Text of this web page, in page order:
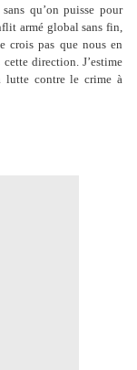
qu’on puisse pour
armé global sans fin,
crois pas que nous en
direction. J’estime
lutte contre le crime à